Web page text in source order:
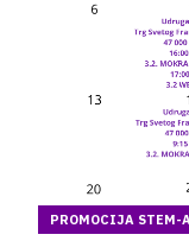
PROMOCIJA STEM-